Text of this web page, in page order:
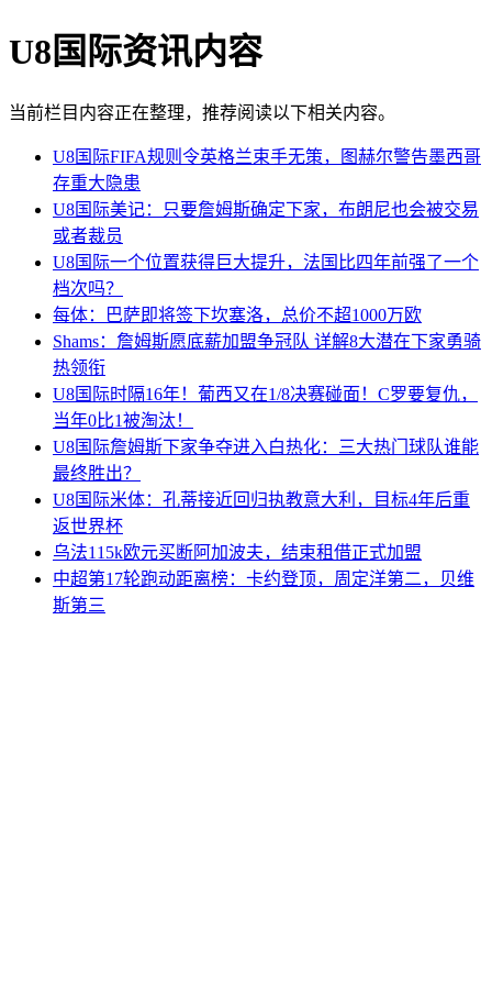
U8国际资讯内容
当前栏目内容正在整理，推荐阅读以下相关内容。
U8国际FIFA规则令英格兰束手无策，图赫尔警告墨西哥
存重大隐患
U8国际美记：只要詹姆斯确定下家，布朗尼也会被交易
或者裁员
U8国际一个位置获得巨大提升，法国比四年前强了一个
档次吗？
每体：巴萨即将签下坎塞洛，总价不超1000万欧
Shams：詹姆斯愿底薪加盟争冠队 详解8大潜在下家勇骑
热领衔
U8国际时隔16年！葡西又在1/8决赛碰面！C罗要复仇，
当年0比1被淘汰！
U8国际詹姆斯下家争夺进入白热化：三大热门球队谁能
最终胜出？
U8国际米体：孔蒂接近回归执教意大利，目标4年后重
返世界杯
乌法115k欧元买断阿加波夫，结束租借正式加盟
中超第17轮跑动距离榜：卡约登顶，周定洋第二，贝维
斯第三